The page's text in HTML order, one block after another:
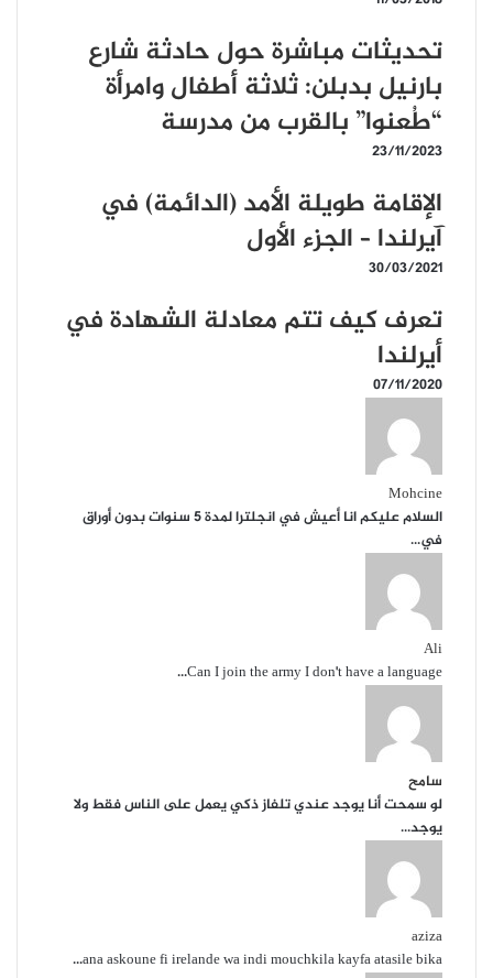
تحديثات مباشرة حول حادثة شارع
بارنيل بدبلن: ثلاثة أطفال وامرأة
“طُعنوا” بالقرب من مدرسة
23/11/2023
الإقامة طويلة الأمد (الدائمة) في
آيرلندا – الجزء الأول
30/03/2021
تعرف كيف تتم معادلة الشهادة في
أيرلندا
07/11/2020
Mohcine
السلام عليكم انا أعيش في انجلترا لمدة 5 سنوات بدون أوراق
في...
Ali
Can I join the army I don't have a language...
سامح
لو سمحت أنا يوجد عندي تلفاز ذكي يعمل على الناس فقط ولا
يوجد...
aziza
ana askoune fi irelande wa indi mouchkila kayfa atasile bika...